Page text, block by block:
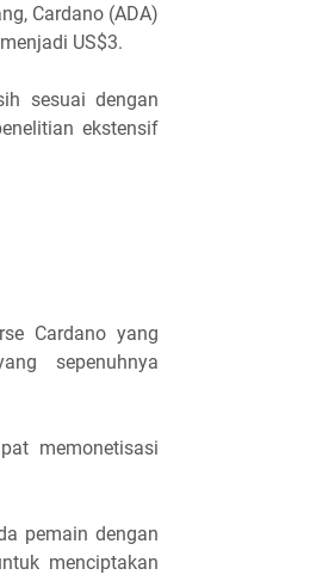
Cardano (ADA)
US$3.
sesuai dengan
ekstensif
Cardano yang
sepenuhnya
memonetisasi
pemain dengan
menciptakan